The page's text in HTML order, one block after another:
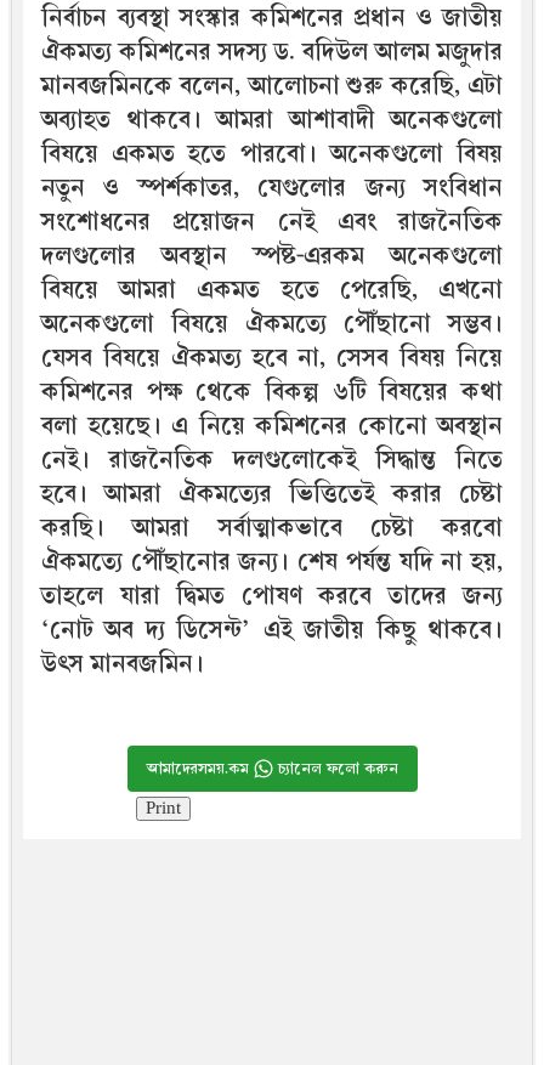
নির্বাচন ব্যবস্থা সংস্কার কমিশনের প্রধান ও জাতীয়
ঐকমত্য কমিশনের সদস্য ড. বদিউল আলম মজুদার
মানবজমিনকে বলেন, আলোচনা শুরু করেছি, এটা
অব্যাহত থাকবে। আমরা আশাবাদী অনেকগুলো
বিষয়ে একমত হতে পারবো। অনেকগুলো বিষয়
নতুন ও স্পর্শকাতর, যেগুলোর জন্য সংবিধান
সংশোধনের প্রয়োজন নেই এবং রাজনৈতিক
দলগুলোর অবস্থান স্পষ্ট-এরকম অনেকগুলো
বিষয়ে আমরা একমত হতে পেরেছি, এখনো
অনেকগুলো বিষয়ে ঐকমত্যে পৌঁছানো সম্ভব।
যেসব বিষয়ে ঐকমত্য হবে না, সেসব বিষয় নিয়ে
কমিশনের পক্ষ থেকে বিকল্প ৬টি বিষয়ের কথা
বলা হয়েছে। এ নিয়ে কমিশনের কোনো অবস্থান
নেই। রাজনৈতিক দলগুলোকেই সিদ্ধান্ত নিতে
হবে। আমরা ঐকমত্যের ভিত্তিতেই করার চেষ্টা
করছি। আমরা সর্বাত্মাকভাবে চেষ্টা করবো
ঐকমত্যে পৌঁছানোর জন্য। শেষ পর্যন্ত যদি না হয়,
তাহলে যারা দ্বিমত পোষণ করবে তাদের জন্য
‘নোট অব দ্য ডিসেন্ট’ এই জাতীয় কিছু থাকবে।
উৎস মানবজমিন।
আমাদেরসময়.কম চ্যানেল ফলো করুন
Print